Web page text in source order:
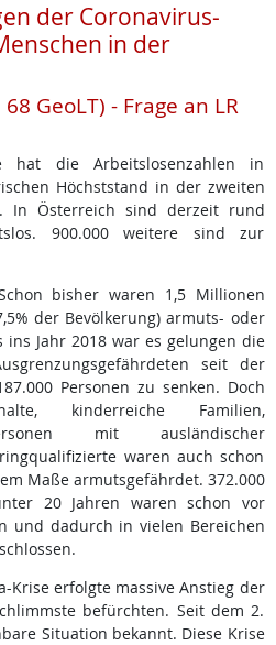
der Coronavirus-
in der
GeoLT) - Frage an LR
hat die Arbeitslosenzahlen in
Höchststand in der zweiten
In Österreich sind derzeit rund
900.000 weitere sind zur
bisher waren 1,5 Millionen
der Bevölkerung) armuts- oder
ins Jahr 2018 war es gelungen die
seit der
Personen zu senken. Doch
kinderreiche Familien,
mit ausländischer
waren auch schon
Maße armutsgefährdet. 372.000
20 Jahren waren schon vor
und dadurch in vielen Bereichen
Krise erfolgte massive Anstieg der
befürchten. Seit dem 2.
Situation bekannt. Diese Krise